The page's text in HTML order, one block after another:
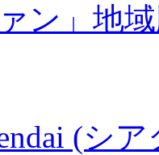
ン」地
(シ